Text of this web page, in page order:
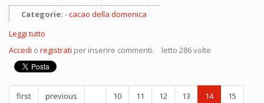
Categorie:
cacao della domenica
Leggi tutto
Fallaci
ha
ragione?
Quarta
puntata
Accedi o registrati per inserire commenti. letto 286 volte
first previous … 10 11 12 13 14
15